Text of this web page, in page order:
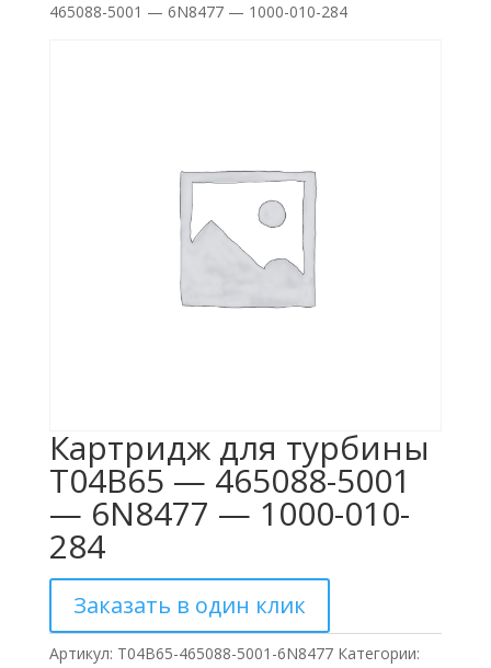
465088-5001 — 6N8477 — 1000-010-284
Картридж для турбины
T04B65 — 465088-5001
— 6N8477 — 1000-010-
284
Заказать в один клик
Артикул: T04B65-465088-5001-6N8477 Категории: